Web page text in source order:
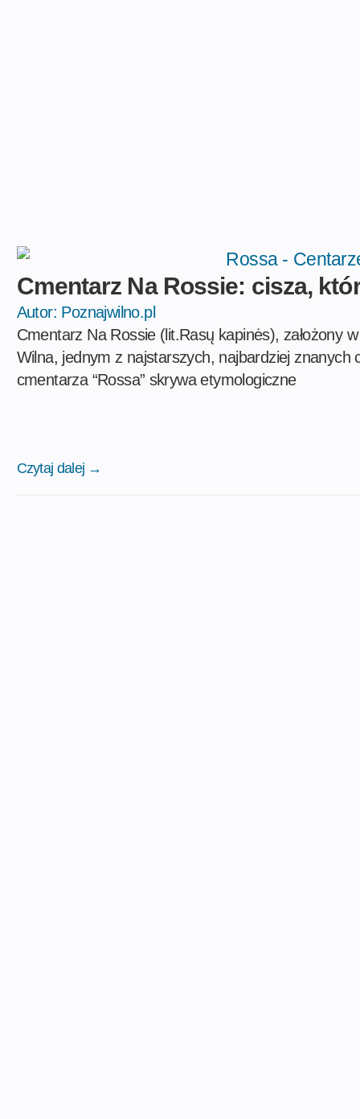
Cmentarz Na Rossie: cisza,
Autor: Poznajwilno.pl
Cmentarz Na Rossie (lit.Rasų kapinės), założony
Wilna, jednym z najstarszych, najbardziej znanych
cmentarza “Rossa” skrywa etymologiczne
Czytaj dalej →